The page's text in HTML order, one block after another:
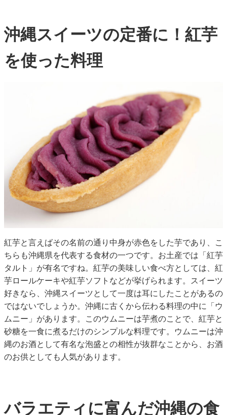
沖縄スイーツの定番に！紅芋
を使った料理
紅芋と言えばその名前の通り中身が赤色をした芋であり、こ
ちらも沖縄県を代表する食材の一つです。お土産では「紅芋
タルト」が有名ですね。紅芋の美味しい食べ方としては、紅
芋ロールケーキや紅芋ソフトなどが挙げられます。スイーツ
好きなら、沖縄スイーツとして一度は耳にしたことがあるの
ではないでしょうか。沖縄に古くから伝わる料理の中に「ウ
ムニー」があります。このウムニーは芋煮のことで、紅芋と
砂糖を一食に煮るだけのシンプルな料理です。ウムニーは沖
縄のお酒として有名な泡盛との相性が抜群なことから、お酒
のお供としても人気があります。
バラエティに富んだ沖縄の食